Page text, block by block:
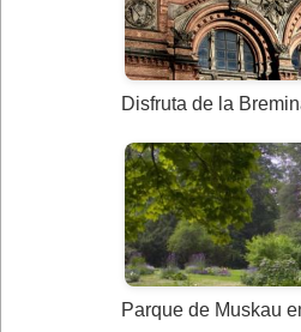
Disfruta de la
Parque de Muskau